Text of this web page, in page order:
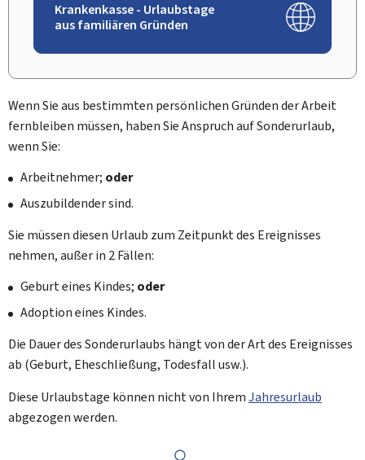
Krankenkasse - Urlaubstage
aus familiären Gründen
Wenn Sie aus bestimmten persönlichen Gründen der Arbeit
fernbleiben müssen, haben Sie Anspruch auf Sonderurlaub,
wenn Sie:
Arbeitnehmer; oder
Auszubildender sind.
Sie müssen diesen Urlaub zum Zeitpunkt des Ereignisses
nehmen, außer in 2 Fällen:
Geburt eines Kindes; oder
Adoption eines Kindes.
Die Dauer des Sonderurlaubs hängt von der Art des Ereignisses
ab (Geburt, Eheschließung, Todesfall usw.).
Diese Urlaubstage können nicht von IhremJahresurlaub
abgezogen werden.